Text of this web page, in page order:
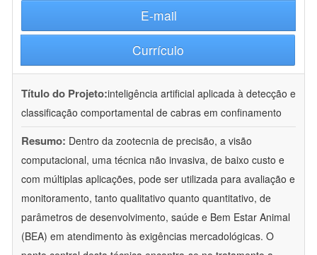
E-mail
Currículo
Título do Projeto:inteligência artificial aplicada à detecção e
classificação comportamental de cabras em confinamento
Resumo: Dentro da zootecnia de precisão, a visão
computacional, uma técnica não invasiva, de baixo custo e
com múltiplas aplicações, pode ser utilizada para avaliação e
monitoramento, tanto qualitativo quanto quantitativo, de
parâmetros de desenvolvimento, saúde e Bem Estar Animal
(BEA) em atendimento às exigências mercadológicas. O